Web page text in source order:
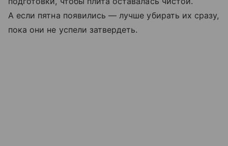
А если пятна появились — лучше убирать их сразу,
пока они не успели затвердеть.